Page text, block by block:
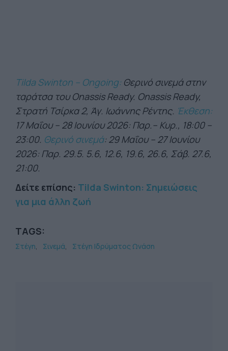
Tilda Swinton – Ongoing: Θερινό σινεμά στην
ταράτσα του Onassis Ready. Onassis Ready,
Στρατή Τσίρκα 2, Άγ. Ιωάννης Ρέντης. Έκθεση:
17 Μαΐου – 28 Ιουνίου 2026: Παρ.– Κυρ., 18:00 –
23:00. Θερινό σινεμά: 29 Μαΐου – 27 Ιουνίου
2026: Παρ. 29.5. 5.6, 12.6, 19.6, 26.6, Σάβ. 27.6,
21:00.
Δείτε επίσης: Tilda Swinton: Σημειώσεις
για μια άλλη ζωή
TAGS:
Στέγη Σινεμά Στέγη Ιδρύματος Ωνάση